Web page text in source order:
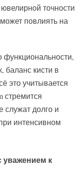
точности
повлиять на
баланс кисти в
это учитывается
стремится
служат долго и
интенсивном
уважением к